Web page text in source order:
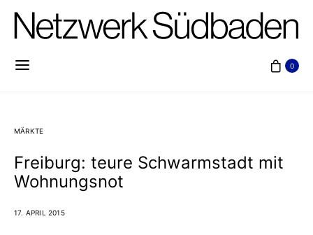
0
MÄRKTE
Freiburg: teure Schwarmstadt mit
Wohnungsnot
17. APRIL 2015